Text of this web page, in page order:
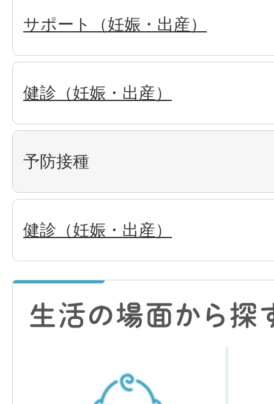
サポート（妊娠・出産）
健診（妊娠・出産）
予防接種
健診（妊娠・出産）